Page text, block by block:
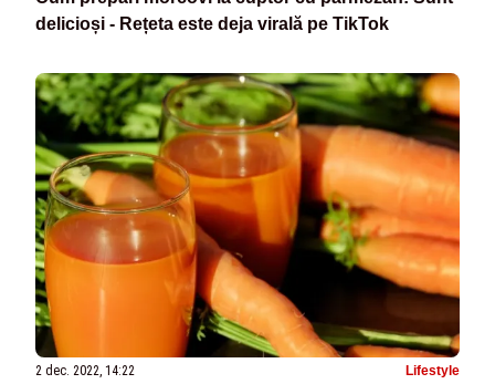
delicioși - Rețeta este deja virală pe TikTok
2 dec. 2022, 14:22 Lifestyle